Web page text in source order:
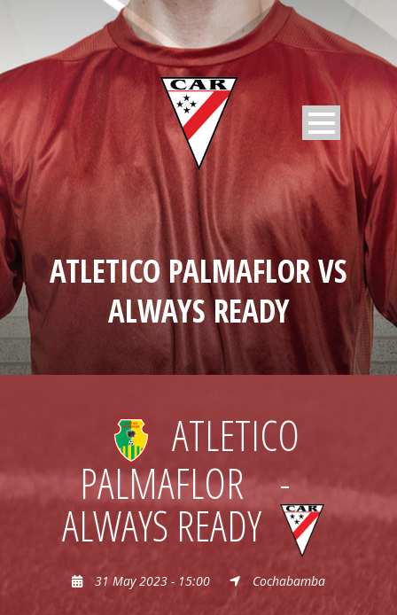
ATLETICO PALMAFLOR VS
ALWAYS READY
ATLETICO
PALMAFLOR
-
ALWAYS READY
31 May 2023 - 15:00 Cochabamba